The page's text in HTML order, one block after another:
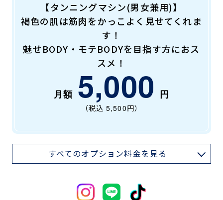
【タンニングマシン(男女兼用)】
褐色の肌は筋肉をかっこよく見せてくれま
す！
魅せBODY・モテBODYを目指す方におス
スメ！
5,000
（税込 5,500円）
すべてのオプション料金を見る